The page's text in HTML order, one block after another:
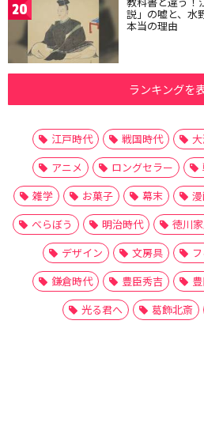
20 説」の嘘と、水
本当の理由
ランキングを
江戸時代 戦国時代
アニメ
ロングセラー
雑学
お菓子 幕末
べらぼう
明治時代 徳川
デザイン
文房具
鎌倉時代
豊臣秀吉
光る君へ
葛飾北斎